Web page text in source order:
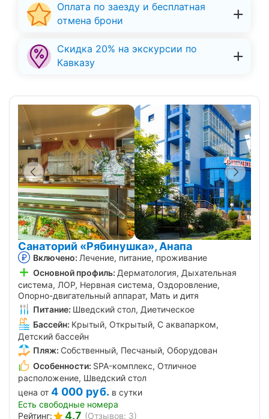
Оплата по заезду и бесплатная
отмена брони
Скидка 20% на экскурсии по
Кавказу
Санаторий «Рябинушка», Анапа
Включено: Лечение, питание, проживание
Основной профиль: Дерматология, Дыхательная
система, ЛОР, Нервная система, Оздоровление,
Опорно-двигательный аппарат, Мать и дитя
Питание: Шведский стол, Диетическое
Бассейн: Крытый, Открытый, С аквапарком,
Детский бассейн
Пляж: Собственный, Песчаный, Оборудован
Особенности: SPA-комплекс, Отличное
расположение, Шведский стол
цена от 4 000 руб. в сутки
Есть свободные номера
Рейтинг:
4.7 (Отзывов: 3)